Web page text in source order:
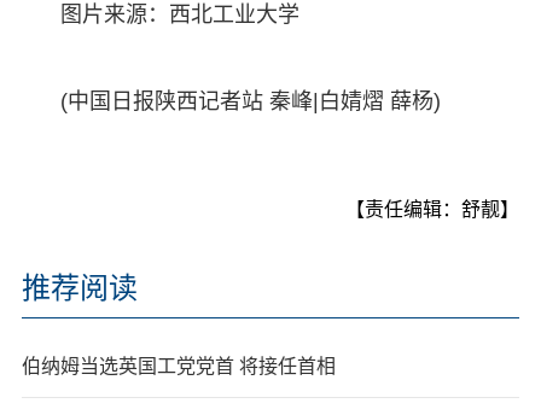
图片来源：西北工业大学
(中国日报陕西记者站 秦峰|白婧熠 薛杨)
【责任编辑：舒靓】
推荐阅读
伯纳姆当选英国工党党首 将接任首相